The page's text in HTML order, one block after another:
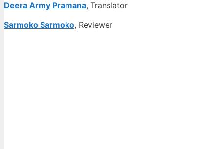
Deera Army Pramana, Translator
Sarmoko Sarmoko, Reviewer